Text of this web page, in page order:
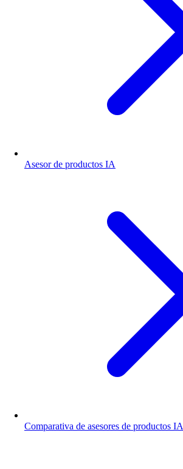
Asesor de productos IA
Comparativa de asesores de productos IA